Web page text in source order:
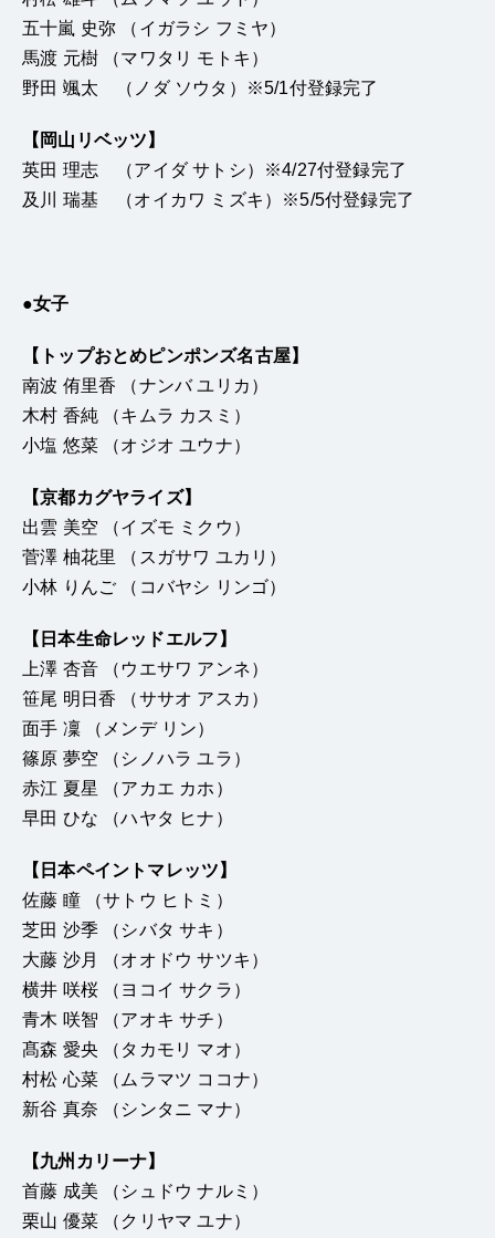
五十嵐 史弥 （イガラシ フミヤ）
馬渡 元樹 （マワタリ モトキ）
野田 颯太 （ノダ ソウタ）※5/1付登録完了
【岡山リベッツ】
英田 理志 （アイダ サトシ）※4/27付登録完了
及川 瑞基 （オイカワ ミズキ）※5/5付登録完了
●女子
【トップおとめピンポンズ名古屋】
南波 侑里香 （ナンバ ユリカ）
木村 香純 （キムラ カスミ）
小塩 悠菜 （オジオ ユウナ）
【京都カグヤライズ】
出雲 美空 （イズモ ミクウ）
菅澤 柚花里 （スガサワ ユカリ）
小林 りんご （コバヤシ リンゴ）
【日本生命レッドエルフ】
上澤 杏音 （ウエサワ アンネ）
笹尾 明日香 （ササオ アスカ）
面手 凜 （メンデ リン）
篠原 夢空 （シノハラ ユラ）
赤江 夏星 （アカエ カホ）
早田 ひな （ハヤタ ヒナ）
【日本ペイントマレッツ】
佐藤 瞳 （サトウ ヒトミ）
芝田 沙季 （シバタ サキ）
大藤 沙月 （オオドウ サツキ）
横井 咲桜 （ヨコイ サクラ）
青木 咲智 （アオキ サチ）
髙森 愛央 （タカモリ マオ）
村松 心菜 （ムラマツ ココナ）
新谷 真奈 （シンタニ マナ）
【九州カリーナ】
首藤 成美 （シュドウ ナルミ）
栗山 優菜 （クリヤマ ユナ）